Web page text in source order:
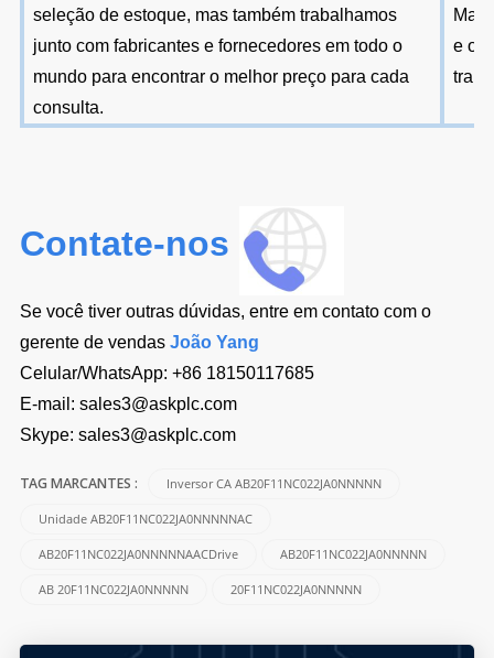
seleção de estoque, mas também trabalhamos
junto com fabricantes e fornecedores em todo o
mundo para encontrar o melhor preço para cada
consulta.
e
Contate-nos
Se você tiver outras dúvidas, entre em contato com o
gerente de vendas João Yang
Celular/WhatsApp: +86 18150117685
E-mail: sales3@askplc.com
Skype: sales3@askplc.com
TAG MARCANTES : Inversor CA AB20F11NC022JA0NNNNN
Unidade AB20F11NC022JA0NNNNNAC
AB20F11NC022JA0NNNNNAACDrive AB20F11NC022JA0NNNNN
AB 20F11NC022JA0NNNNN 20F11NC022JA0NNNNN